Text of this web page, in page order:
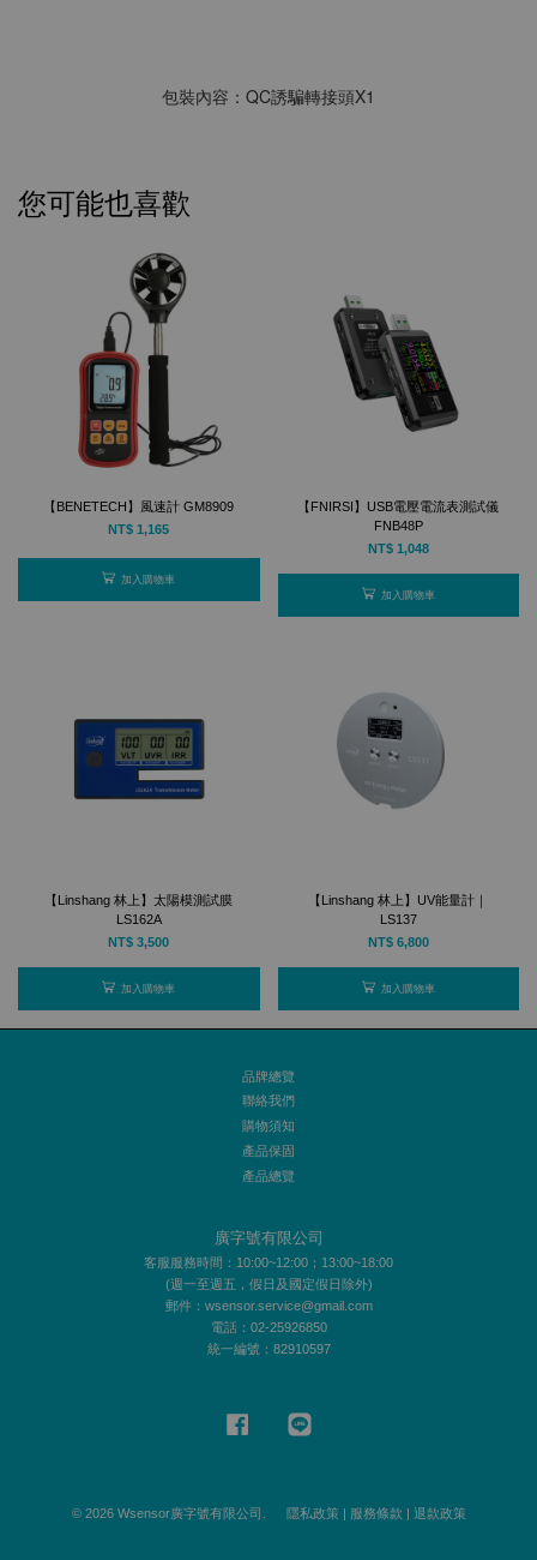
包裝內容：QC誘騙轉接頭X1
您可能也喜歡
【BENETECH】風速計 GM8909
NT$ 1,165
加入購物車
【FNIRSI】USB電壓電流表測試儀
FNB48P
NT$ 1,048
加入購物車
【Linshang 林上】太陽模測試膜
LS162A
NT$ 3,500
加入購物車
【Linshang 林上】UV能量計｜
LS137
NT$ 6,800
加入購物車
品牌總覽
聯絡我們
購物須知
產品保固
產品總覽
廣字號有限公司
客服服務時間：10:00~12:00；13:00~18:00
(週一至週五，假日及國定假日除外)
郵件：wsensor.service@gmail.com
電話：02-25926850
統一編號：82910597
Facebook
© 2026 Wsensor廣字號有限公司. 隱私政策| 服務條款 退款政策